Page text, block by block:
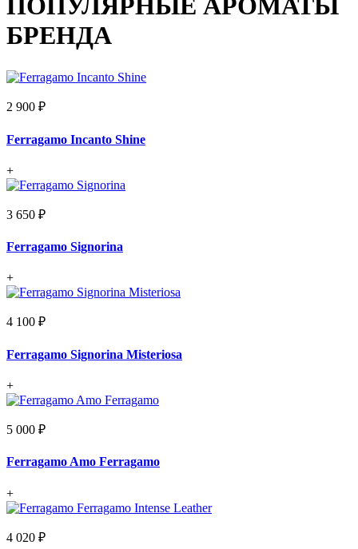
ПОПУЛЯРНЫЕ АРОМАТЫ
БРЕНДА
2 900 ₽
Ferragamo Incanto Shine
+
3 650 ₽
Ferragamo Signorina
+
4 100 ₽
Ferragamo Signorina Misteriosa
+
5 000 ₽
Ferragamo Amo Ferragamo
+
4 020 ₽